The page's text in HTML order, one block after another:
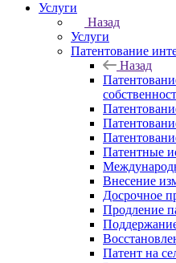
Услуги
Назад
Услуги
Патентование
Назад
Патентные
Внесение
Досрочное
Продление
Патент на